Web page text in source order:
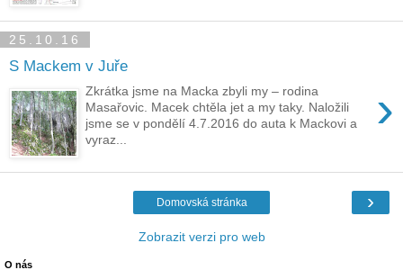
25.10.16
S Mackem v Juře
›
Zkrátka jsme na Macka zbyli my – rodina
Masařovic. Macek chtěla jet a my taky. Naložili
jsme se v pondělí 4.7.2016 do auta k Mackovi a
vyraz...
›
Domovská stránka
Zobrazit verzi pro web
O nás